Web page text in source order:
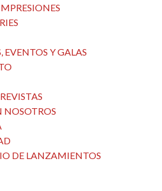
EVENTOS Y GALAS
DE LANZAMIENTOS